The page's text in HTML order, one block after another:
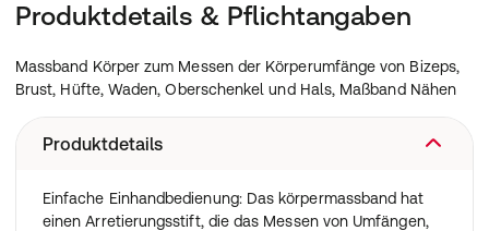
Produktdetails & Pflichtangaben
Massband Körper zum Messen der Körperumfänge von Bizeps,
Brust, Hüfte, Waden, Oberschenkel und Hals, Maßband Nähen
Produktdetails
Einfache Einhandbedienung: Das körpermassband hat
einen Arretierungsstift, die das Messen von Umfängen,